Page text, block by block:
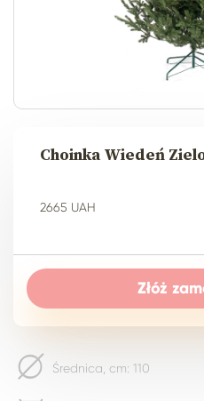
Choinka Wiedeń
2665 UAH
Złóż
Średnica, cm: 110